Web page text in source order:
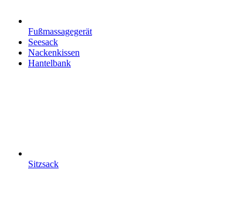
Fußmassagegerät
Seesack
Nackenkissen
Hantelbank
Sitzsack